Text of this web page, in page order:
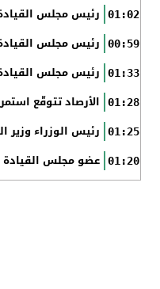
01:02 رئيس مجلس
00:59 رئيس مجلس
01:33 رئيس مجلس
01:28 الأرصاد تتوقّع
01:25 رئيس الوزراء وزير
01:20 عضو مجلس القيادة